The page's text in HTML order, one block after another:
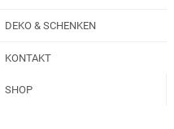
DEKO & SCHENKEN
KONTAKT
SHOP